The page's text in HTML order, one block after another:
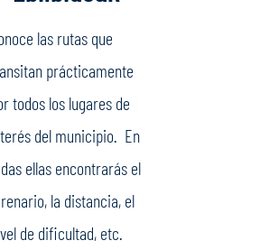
las rutas que
prácticamente
todos los lugares de
del municipio. En
ellas encontrarás el
la distancia, el
de dificultad, etc.